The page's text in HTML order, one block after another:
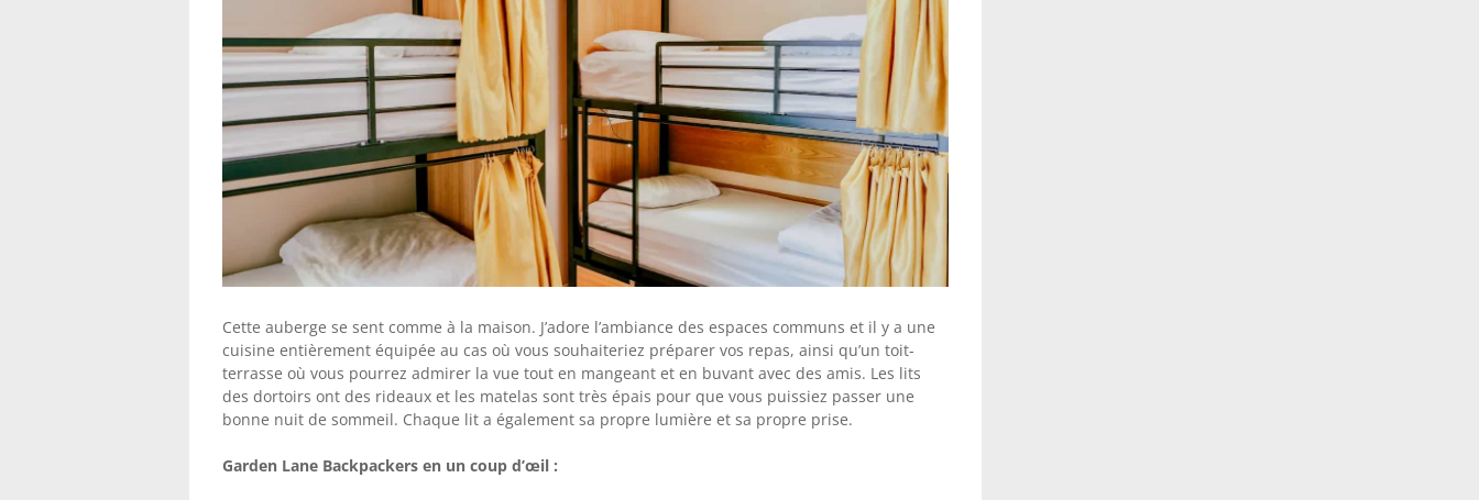
Cette auberge se sent comme à la maison. J’adore l’ambiance des espaces communs et il y a une
cuisine entièrement équipée au cas où vous souhaiteriez préparer vos repas, ainsi qu’un toit-
terrasse où vous pourrez admirer la vue tout en mangeant et en buvant avec des amis. Les lits
des dortoirs ont des rideaux et les matelas sont très épais pour que vous puissiez passer une
bonne nuit de sommeil. Chaque lit a également sa propre lumière et sa propre prise.
Garden Lane Backpackers en un coup d’œil :